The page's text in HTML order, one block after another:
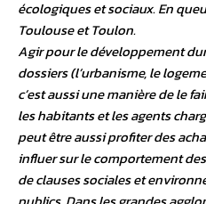
écologiques et sociaux. En
Toulouse et Toulon.
Agir pour le développement
dossiers (l’urbanisme, le
c’est aussi une manière de le
les habitants et les agents
peut être aussi profiter des
influer sur le comportement
de clauses sociales et